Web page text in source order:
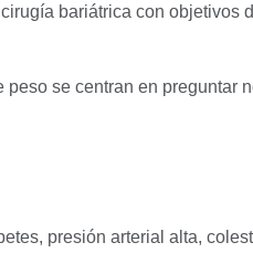
bariátrica con objetivos
se centran en preguntar
presión arterial alta,